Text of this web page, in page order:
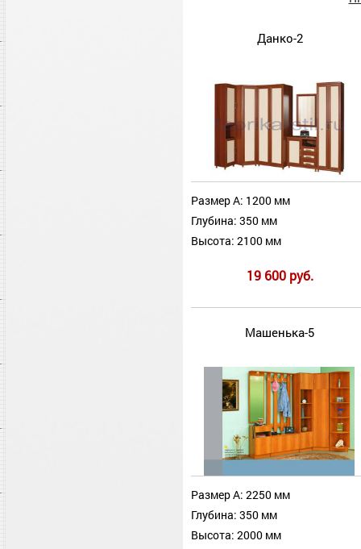
Данко-2
Размер А: 1200 мм
Глубина: 350 мм
Высота: 2100 мм
19 600 руб.
Машенька-5
Размер А: 2250 мм
Глубина: 350 мм
Высота: 2000 мм